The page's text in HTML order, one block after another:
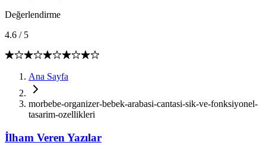
Değerlendirme
4.6 / 5
Ana Sayfa
morbebe-organizer-bebek-arabasi-cantasi-sik-ve-fonksiyonel-
tasarim-ozellikleri
İlham Veren Yazılar